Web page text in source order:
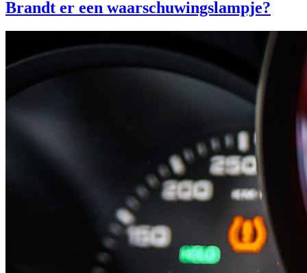
Brandt er een waarschuwingslampje?